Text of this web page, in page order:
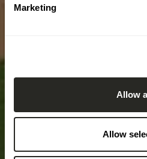
Marketing
Allow
Allow